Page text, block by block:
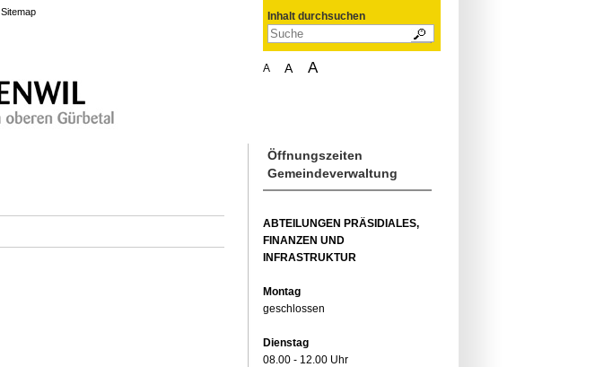
Sitemap Inhalt durchsuchen
A A A
Öffnungszeiten
Gemeindeverwaltung
ABTEILUNGEN PRÄSIDIALES,
FINANZEN UND
INFRASTRUKTUR
Montag
geschlossen
Dienstag
08.00 - 12.00 Uhr